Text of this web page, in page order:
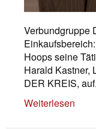
Verbundgruppe
Hoops seine
Harald Kastner,
DER KREIS, auf.
Weiterlesen